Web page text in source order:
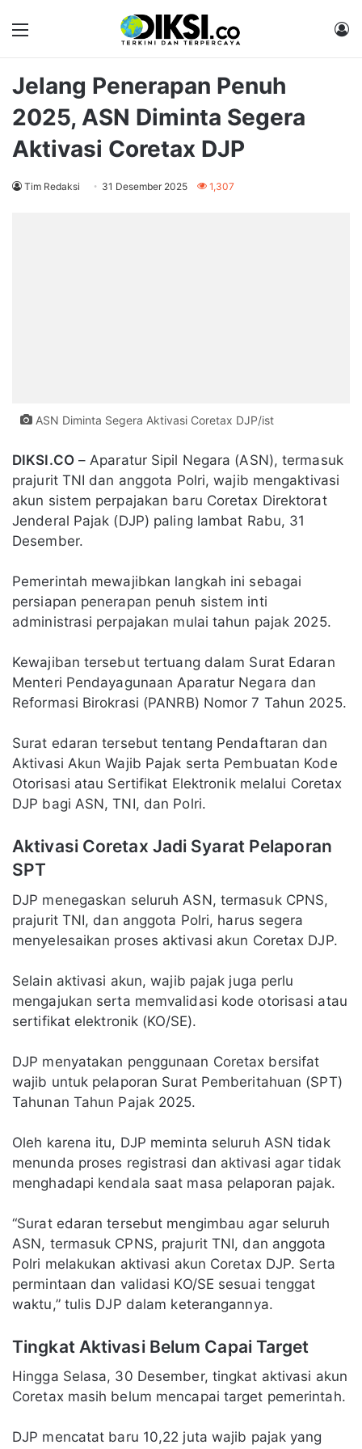
Menu
Jelang Penerapan Penuh
2025, ASN Diminta Segera
Aktivasi Coretax DJP
Tim Redaksi 31 Desember 2025 1,307
ASN Diminta Segera Aktivasi Coretax DJP/ist
DIKSI.CO– Aparatur Sipil Negara (ASN), termasuk
prajurit TNI dan anggota Polri, wajib mengaktivasi
akun sistem perpajakan baru Coretax Direktorat
Jenderal Pajak (DJP) paling lambat Rabu, 31
Desember.
Pemerintah mewajibkan langkah ini sebagai
persiapan penerapan penuh sistem inti
administrasi perpajakan mulai tahun pajak 2025.
Kewajiban tersebut tertuang dalam Surat Edaran
Menteri Pendayagunaan Aparatur Negara dan
Reformasi Birokrasi (PANRB) Nomor 7 Tahun 2025.
Surat edaran tersebut tentang Pendaftaran dan
Aktivasi Akun Wajib Pajak serta Pembuatan Kode
Otorisasi atau Sertifikat Elektronik melalui Coretax
DJP bagi ASN, TNI, dan Polri.
Aktivasi Coretax Jadi Syarat Pelaporan
SPT
DJP menegaskan seluruh ASN, termasuk CPNS,
prajurit TNI, dan anggota Polri, harus segera
menyelesaikan proses aktivasi akun Coretax DJP.
Selain aktivasi akun, wajib pajak juga perlu
mengajukan serta memvalidasi kode otorisasi atau
sertifikat elektronik (KO/SE).
DJP menyatakan penggunaan Coretax bersifat
wajib untuk pelaporan Surat Pemberitahuan (SPT)
Tahunan Tahun Pajak 2025.
Oleh karena itu, DJP meminta seluruh ASN tidak
menunda proses registrasi dan aktivasi agar tidak
menghadapi kendala saat masa pelaporan pajak.
“Surat edaran tersebut mengimbau agar seluruh
ASN, termasuk CPNS, prajurit TNI, dan anggota
Polri melakukan aktivasi akun Coretax DJP. Serta
permintaan dan validasi KO/SE sesuai tenggat
waktu,” tulis DJP dalam keterangannya.
Tingkat Aktivasi Belum Capai Target
Hingga Selasa, 30 Desember, tingkat aktivasi akun
Coretax masih belum mencapai target pemerintah.
DJP mencatat baru 10,22 juta wajib pajak yang